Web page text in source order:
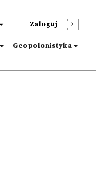
Zaloguj
Geopolonistyka